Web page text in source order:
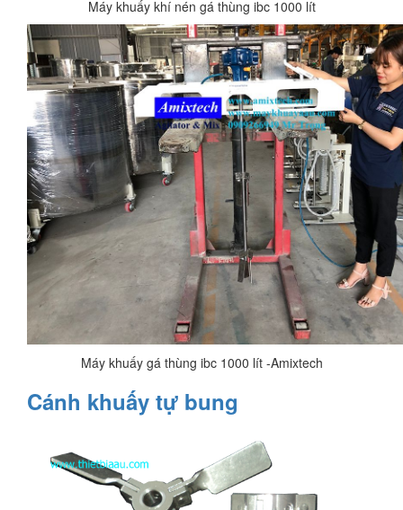
Máy khuấy khí nén gá thùng ibc 1000 lít
Máy khuấy gá thùng ibc 1000 lít -Amixtech
Cánh khuấy tự bung